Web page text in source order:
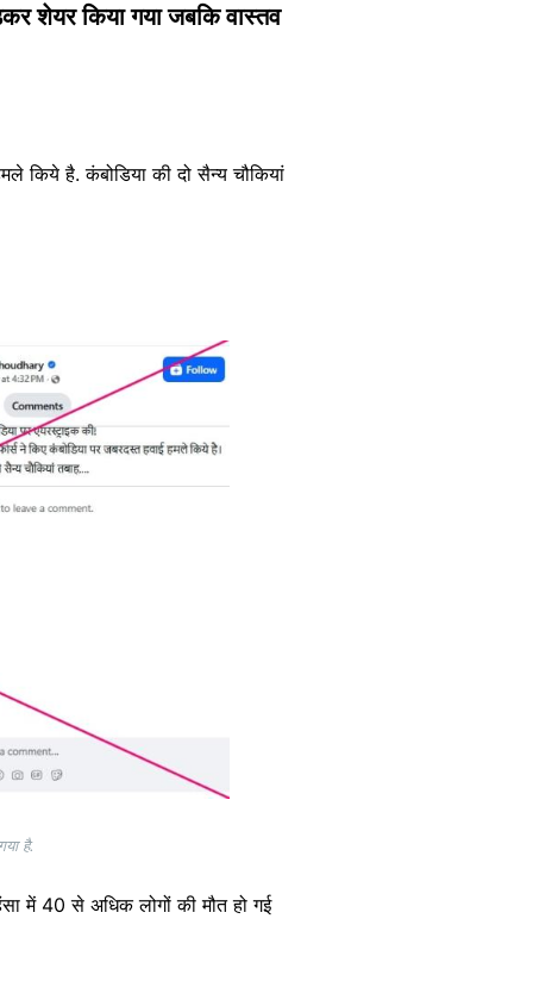
शेयर किया गया जबकि वास्तव
किये है. कंबोडिया की दो सैन्य चौकियां
है.
में 40 से अधिक लोगों की मौत हो गई